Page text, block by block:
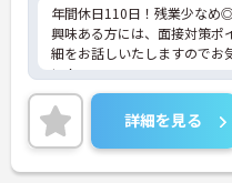
年間休日110日！残業少なめ
興味ある方には、面接対策ポ
細をお話しいたしますのでお
い！
詳細を見る